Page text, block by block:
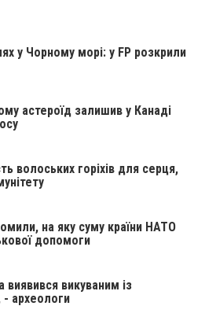
у Чорному морі: у FP розкрили
астероїд залишив у Канаді
волоських горіхів для серця,
на яку суму країни НАТО
допомоги
викуваним із
археологи